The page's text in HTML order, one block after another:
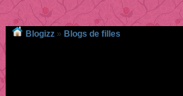
Blogizz » Blogs de filles